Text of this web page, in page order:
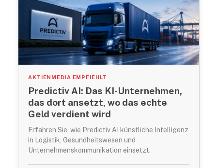
AKTIENMEDIA EMPFIEHLT
Predictiv AI: Das KI-Unternehmen,
das dort ansetzt, wo das echte
Geld verdient wird
Erfahren Sie, wie Predictiv AI künstliche Intelligenz
in Logistik, Gesundheitswesen und
Unternehmenskommunikation einsetzt.